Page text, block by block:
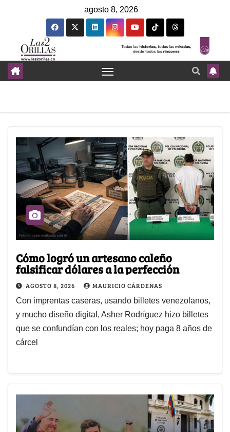
agosto 8, 2026
Cómo logró un artesano caleño
falsificar dólares a la perfección
AGOSTO 8, 2026 MAURICIO CÁRDENAS
Con imprentas caseras, usando billetes venezolanos,
y mucho diseño digital, Asher Rodríguez hizo billetes
que se confundían con los reales; hoy paga 8 años de
cárcel